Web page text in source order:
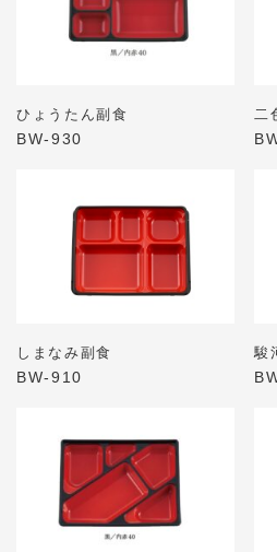
ひょうたん副食
BW-930
二
しまなみ副食
BW-910
駿